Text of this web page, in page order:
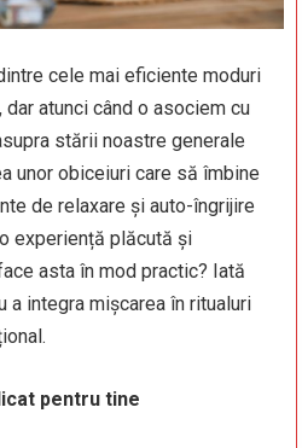
cele mai eficiente moduri
atunci când o asociem cu
stării noastre generale
unor obiceiuri care să îmbine
de relaxare și auto-îngrijire
experiență plăcută și
asta în mod practic? Iată
integra mișcarea în ritualuri
pentru tine